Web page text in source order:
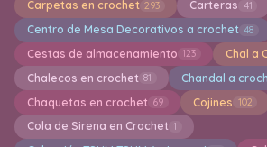
Carpetas en crochet 293 Carteras 41
Centro de Mesa Decorativos a crochet 48
Cestas de almacenamiento 123 Chal a
Chalecos en crochet 81 Chandal a
Chaquetas en crochet 69 Cojines 102
Cola de Sirena en Crochet 1